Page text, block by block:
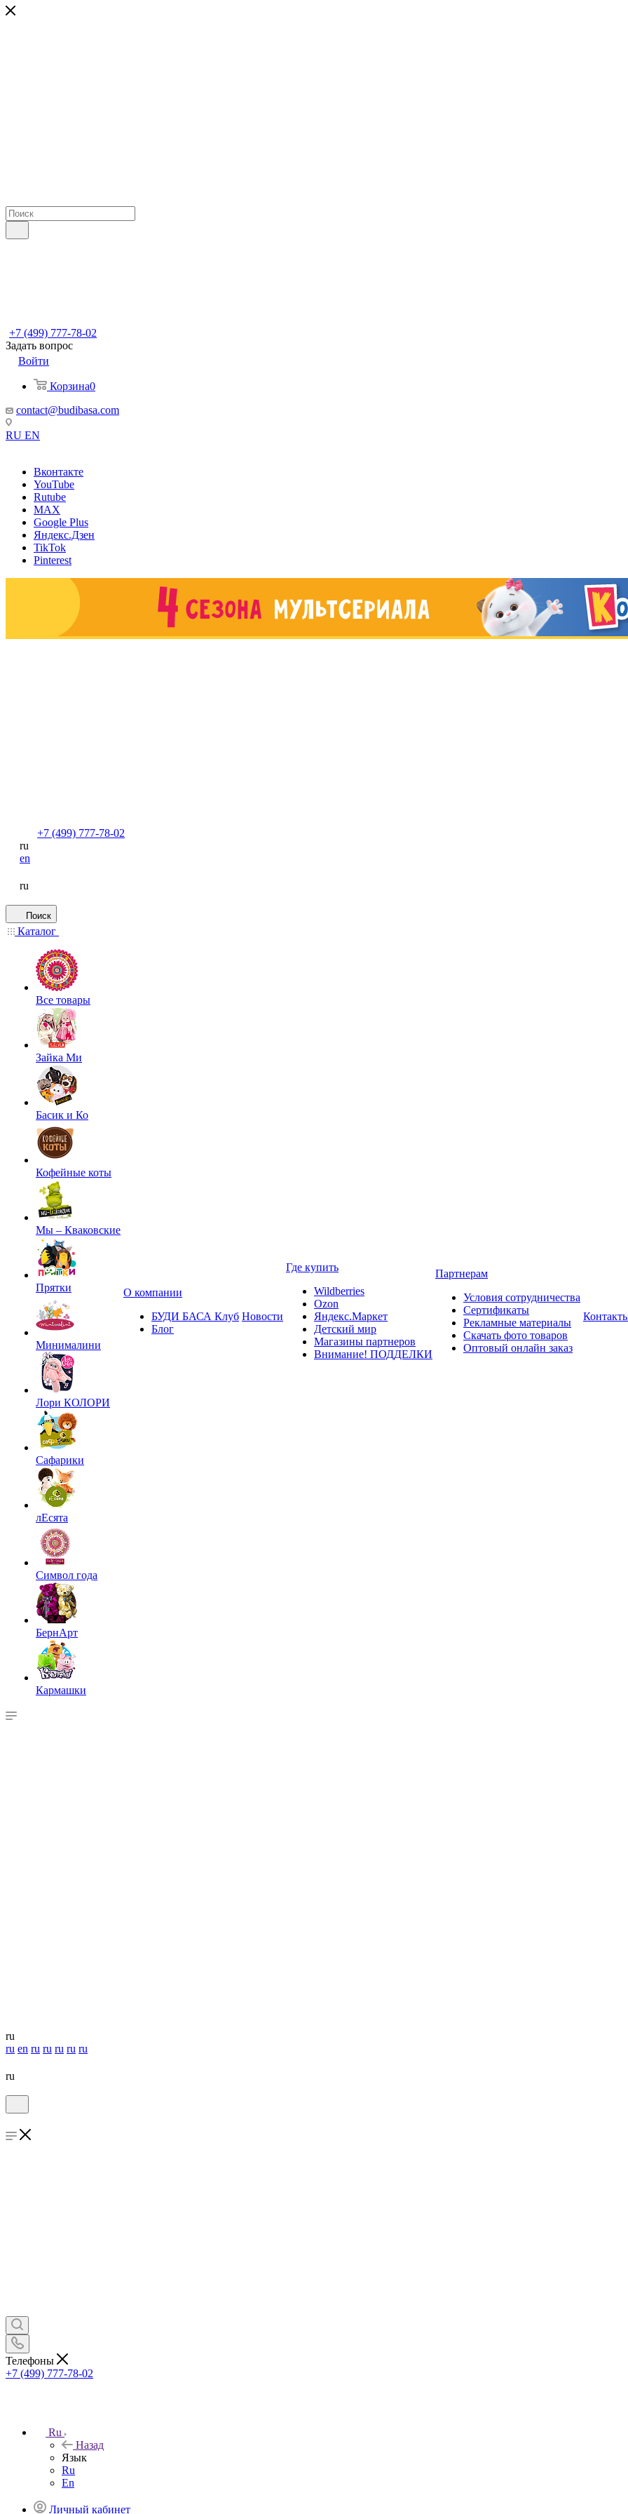
+7 (499) 777-78-02
Задать вопрос
Войти
Корзина0
contact@budibasa.com
RU EN
Вконтакте
YouTube
Rutube
MAX
Google Plus
Яндекс.Дзен
TikTok
Pinterest
+7 (499) 777-78-02
ru
en
ru
Поиск
Каталог
Все товары
Зайка Ми
Басик и Ко
Кофейные коты
Мы – Кваковские
Прятки
Минималини
Лори КОЛОРИ
Сафарики
лЕсята
Символ года
БернАрт
Кармашки
О компании
БУДИ БАСА Клуб
Блог
Новости
Где купить
Wildberries
Ozon
Яндекс.Маркет
Детский мир
Магазины партнеров
Внимание! ПОДДЕЛКИ
Партнерам
Условия сотрудничества
Сертификаты
Рекламные материалы
Скачать фото товаров
Оптовый онлайн заказ
ru
ru en ru ru ru ru ru
ru
Телефоны
+7 (499) 777-78-02
Ru
Назад
Язык
Ru
En
Личный кабинет